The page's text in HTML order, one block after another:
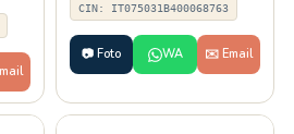
CIN: IT075031B400068763
📷 Foto WA ✉️ Email